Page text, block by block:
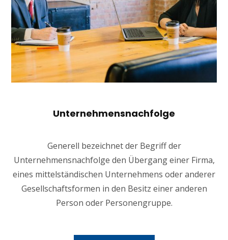
Unternehmensnachfolge
Generell bezeichnet der Begriff der
Unternehmensnachfolge den Übergang einer Firma,
eines mittelständischen Unternehmens oder anderer
Gesellschaftsformen in den Besitz einer anderen
Person oder Personengruppe.